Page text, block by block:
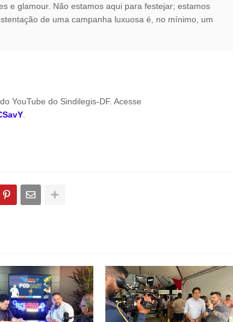
e glamour. Não estamos aqui para festejar; estamos
de uma campanha luxuosa é, no mínimo, um
YouTube do Sindilegis-DF. Acesse
.